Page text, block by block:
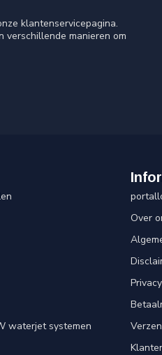
klantenservicepagina.
verschillende manieren om
waterjet systemen
Over